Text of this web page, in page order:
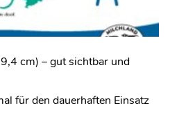
cm) – gut sichtbar und
für den dauerhaften Einsatz